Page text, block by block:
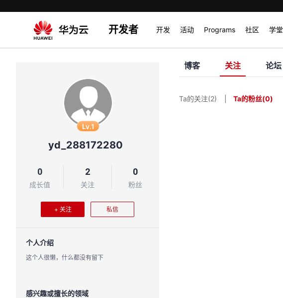
开发者 开发 活动 Programs 社区 学堂
Lv.1
yd_288172280
0
成长值
2
关注
0
粉丝
+ 关注 私信
个人介绍
这个人很懒，什么都没有留下
感兴趣或擅长的领域
博客 关注 论坛
Ta的关注(2) Ta的粉丝(0)